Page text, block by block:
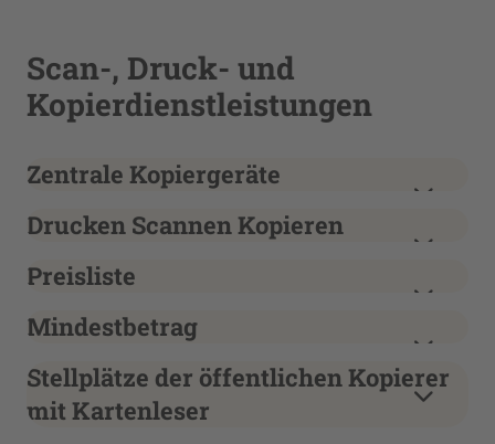
Scan-, Druck- und
Kopierdienstleistungen
Zentrale Kopiergeräte
Drucken Scannen Kopieren
Preisliste
Mindestbetrag
Stellplätze der öffentlichen Kopierer
mit Kartenleser